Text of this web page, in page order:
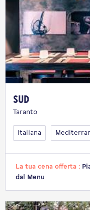
Sud
Taranto
Italiana
La tua cena offerta :
dal Menu